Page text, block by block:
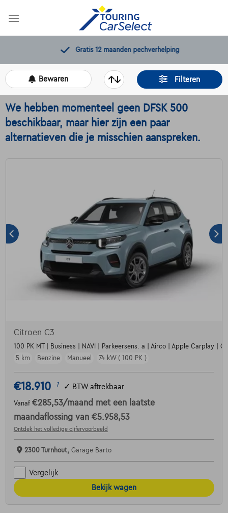
Gratis 12 maanden pechverhelping
Filteren
Bewaren
We hebben momenteel geen DFSK 500
beschikbaar, maar hier zijn een paar
alternatieven die je misschien aanspreken.
Citroen C3
100 PK MT | Business | NAVI | Parkeersens. a | Airco | Apple Carplay |
5 km
Benzine Manueel 74 kW ( 100 PK )
€18.910 1 ✓ BTW aftrekbaar
Vanaf €285,53/maand met een laatste
maandaflossing van €5.958,53
Ontdek het volledige cijfervoorbeeld
2300 Turnhout, Garage Barto
Vergelijk
Bekijk wagen